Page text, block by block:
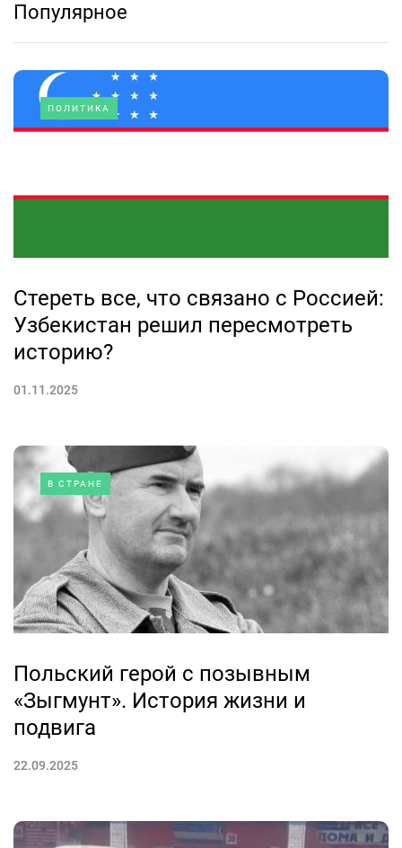
Популярное
ПОЛИТИКА
Стереть все, что связано с Россией:
Узбекистан решил пересмотреть
историю?
01.11.2025
В СТРАНЕ
Польский герой с позывным
«Зыгмунт». История жизни и
подвига
22.09.2025